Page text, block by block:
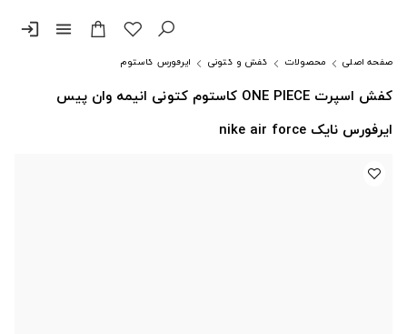
menu
login
صفحه اصلی محصولات کفش و کتونی ایرفورس کاستوم
کفش اسپرت ONE PIECE کاستوم کتونی انیمه وان پیس
ایرفورس نایک nike air force